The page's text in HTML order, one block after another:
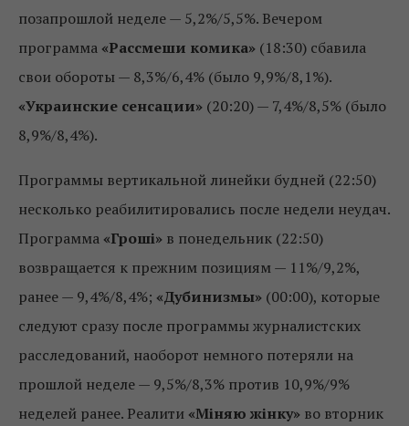
позапрошлой неделе — 5,2%/5,5%. Вечером
программа «Рассмеши комика» (18:30) сбавила
свои обороты — 8,3%/6,4% (было 9,9%/8,1%).
«Украинские сенсации» (20:20) — 7,4%/8,5% (было
8,9%/8,4%).
Программы вертикальной линейки будней (22:50)
несколько реабилитировались после недели неудач.
Программа «Гроші» в понедельник (22:50)
возвращается к прежним позициям — 11%/9,2%,
ранее — 9,4%/8,4%; «Дубинизмы» (00:00), которые
следуют сразу после программы журналистских
расследований, наоборот немного потеряли на
прошлой неделе — 9,5%/8,3% против 10,9%/9%
неделей ранее. Реалити «Міняю жінку» во вторник